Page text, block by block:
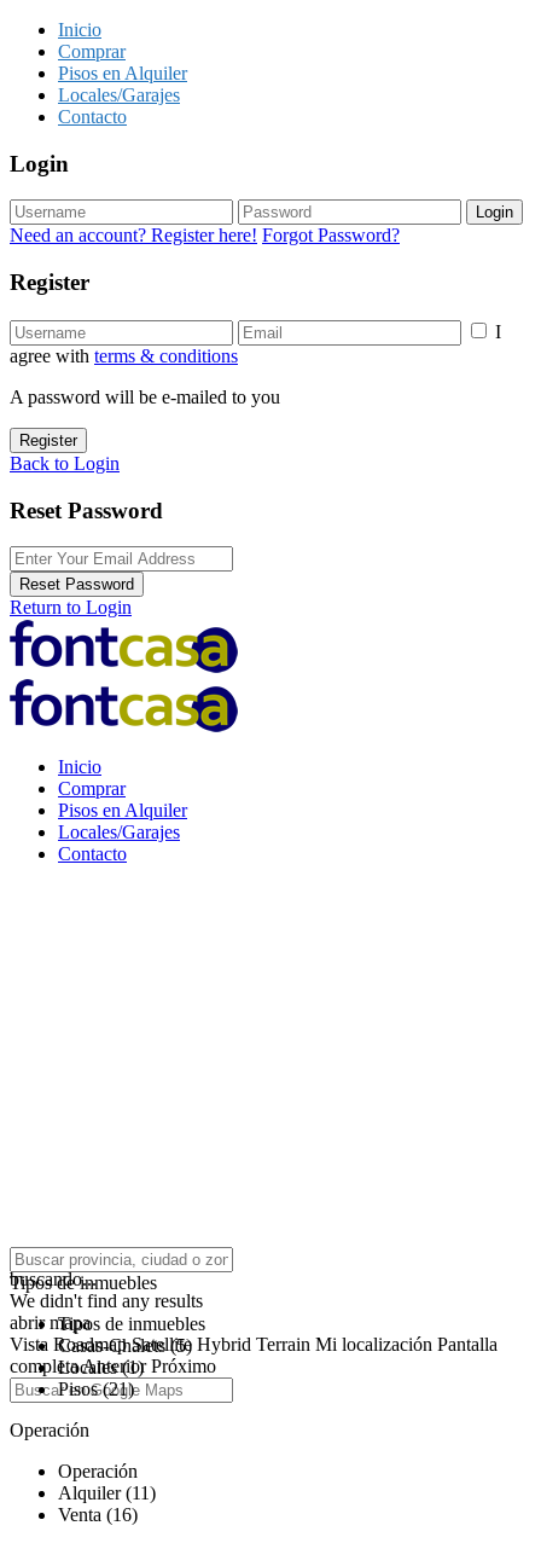
Inicio
Comprar
Pisos en Alquiler
Locales/Garajes
Contacto
Login
Login
Need an account? Register here! Forgot Password?
Register
I
agree with terms & conditions
A password will be e-mailed to you
Register
Back to Login
Reset Password
Reset Password
Return to Login
Inicio
Comprar
Pisos en Alquiler
Locales/Garajes
Contacto
click to enable zoom
buscando...
We didn't find any results
abrir mapa
Vista Roadmap Satellite Hybrid Terrain Mi localización Pantalla
completaAnterior Próximo
Tipos de inmuebles
Tipos de inmuebles
Casas-Chalets (5)
Locales (1)
Pisos (21)
Operación
Operación
Alquiler (11)
Venta (16)